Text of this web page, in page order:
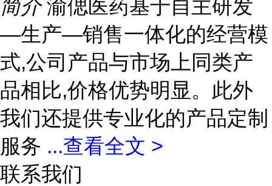
简介 渝偲医药基于自主研发
—生产—销售一体化的经营模
式,公司产品与市场上同类产
品相比,价格优势明显。此外
我们还提供专业化的产品定制
服务 ...查看全文 >
联系我们